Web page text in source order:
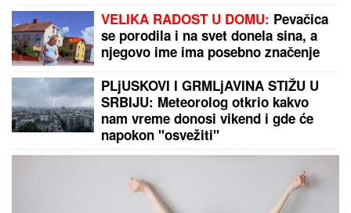
Niste ni svesni kakve se grozote kriju na vašem
telefonu: Na ekranu imate streptokoku, stafilokoku i